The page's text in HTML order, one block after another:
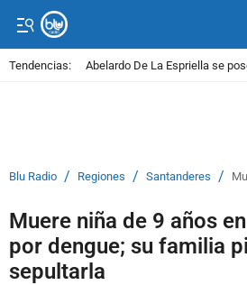
Tendencias: Abelardo De La Espriella se
Blu Radio / Regiones / Santanderes /
Muere niña de 9 años
por dengue; su familia
sepultarla